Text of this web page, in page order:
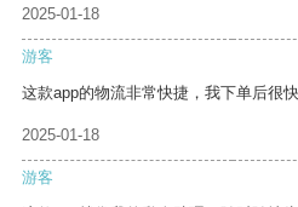
2025-01-18
游客
这款app的物流非常快捷，我下单后很
2025-01-18
游客